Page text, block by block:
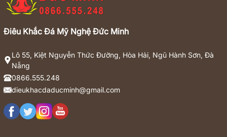
Điêu Khắc Đá Mỹ Nghệ Đức Minh
Lô 55, Kiệt Nguyễn Thức Đường, Hòa Hải, Ngũ Hành Sơn, Đà
Nẵng
0866.555.248
dieukhacdaducminh@gmail.com